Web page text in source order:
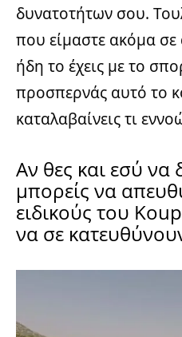
δυνατοτήτων σου.
που είμαστε ακόμα
ήδη το έχεις με το
προσπερνάς αυτό το
καταλαβαίνεις τι
Αν θες και εσύ να
μπορείς να
ειδικούς του
να σε